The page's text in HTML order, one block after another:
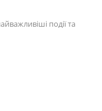
події та